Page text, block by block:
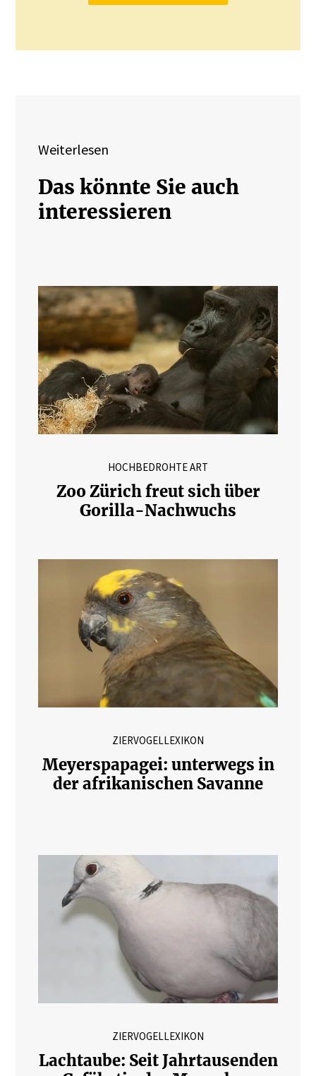
Weiterlesen
Das könnte Sie auch
interessieren
HOCHBEDROHTE ART
Zoo Zürich freut sich über
Gorilla-Nachwuchs
ZIERVOGELLEXIKON
Meyerspapagei: unterwegs in
der afrikanischen Savanne
ZIERVOGELLEXIKON
Lachtaube: Seit Jahrtausenden